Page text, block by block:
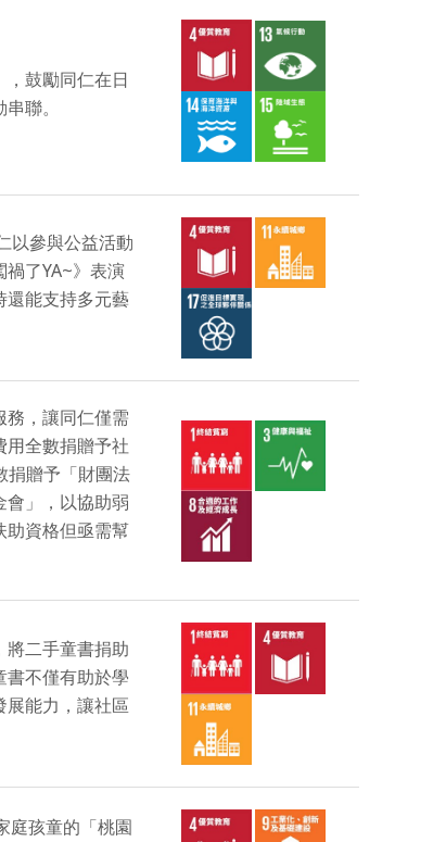
鼓勵同仁在日
聯。
以參與公益活動
了YA~》表演
還能支持多元藝
務，讓同仁僅需
用全數捐贈予社
捐贈予「財團法
會」，以協助弱
助資格但亟需幫
將二手童書捐助
書不僅有助於學
展能力，讓社區
庭孩童的「桃園